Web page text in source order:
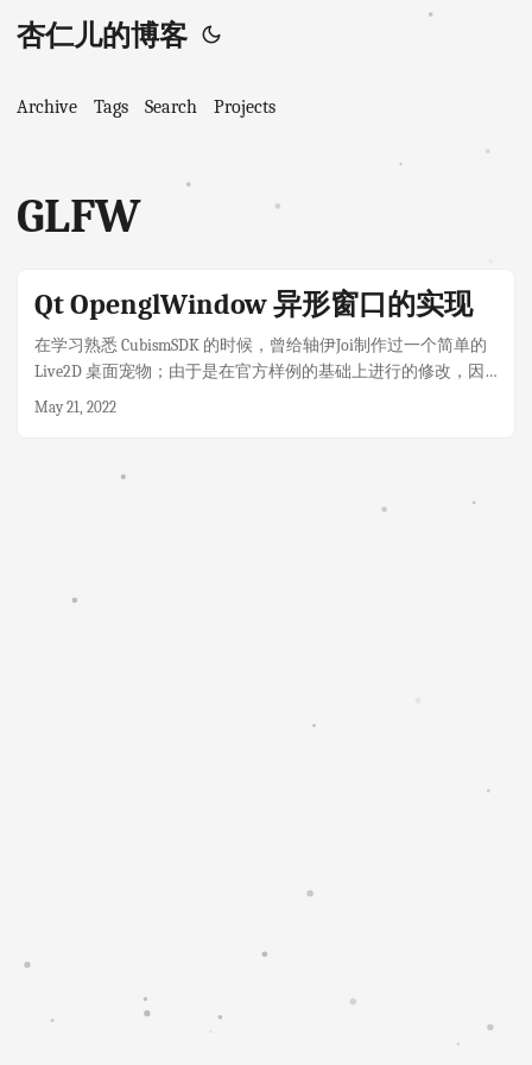
杏仁儿的博客
Archive Tags Search Projects
GLFW
Qt OpenglWindow 异形窗口的实现
在学习熟悉 CubismSDK 的时候，曾给轴伊Joi制作过一个简单的
Live2D 桌面宠物；由于是在官方样例的基础上进行的修改，因
此程序主题通过 glew + glfw 来进行实现。由于桌面宠物的特殊
窗口是静态的，仅以一张图片作为底图，有很多种方法可以实
现，其中一种便是用蒙版（Mask）来实现，但这种方式在桌面
May 21, 2022